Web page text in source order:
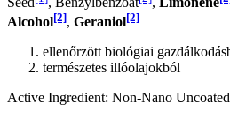
Alcohol[2], Geraniol[2]
ellenőrzött biológiai
természetes illóolajokból
Active Ingredient: Non-Nano